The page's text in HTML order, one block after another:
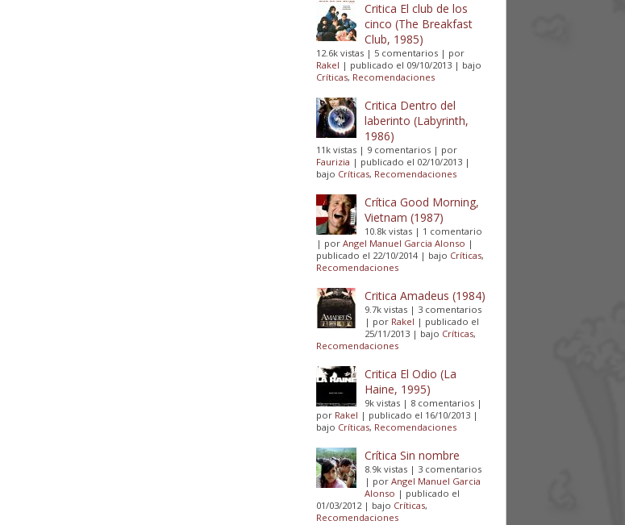
Critica El club de los
cinco (The Breakfast
Club, 1985)
12.6k vistas | 5 comentarios | por
Rakel | publicado el 09/10/2013 | bajo
Críticas, Recomendaciones
Critica Dentro del
laberinto (Labyrinth,
1986)
11k vistas | 9 comentarios | por
Faurizia | publicado el 02/10/2013 |
bajo Críticas, Recomendaciones
Crítica Good Morning,
Vietnam (1987)
10.8k vistas | 1 comentario
| porAngel Manuel Garcia Alonso |
publicado el 22/10/2014| bajo Críticas,
Recomendaciones
Critica Amadeus (1984)
9.7k vistas | 3 comentarios
| por Rakel | publicado el
25/11/2013 | bajo Críticas,
Recomendaciones
Critica El Odio (La
Haine, 1995)
9k vistas | 8 comentarios |
por Rakel | publicado el 16/10/2013 |
bajo Críticas, Recomendaciones
Crítica Sin nombre
8.9k vistas | 3 comentarios
| porAngel Manuel Garcia
Alonso | publicado el
01/03/2012| bajo Críticas,
Recomendaciones